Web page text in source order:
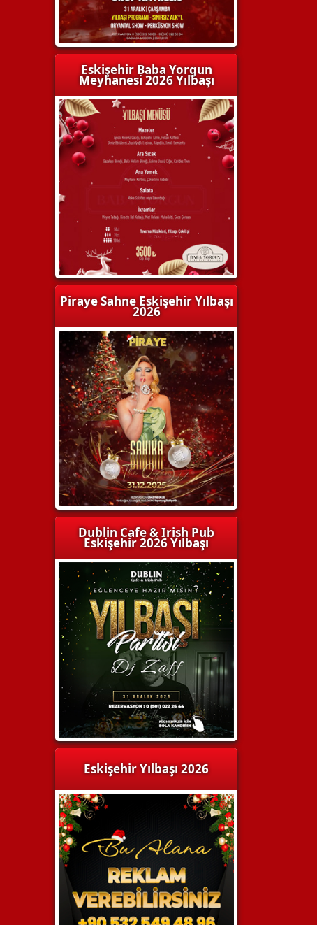
Eskişehir Baba Yorgun
Meyhanesi 2026 Yılbaşı
Piraye Sahne Eskişehir Yılbaşı
2026
Dublin Cafe & Irish Pub
Eskişehir 2026 Yılbaşı
Eskişehir Yılbaşı 2026